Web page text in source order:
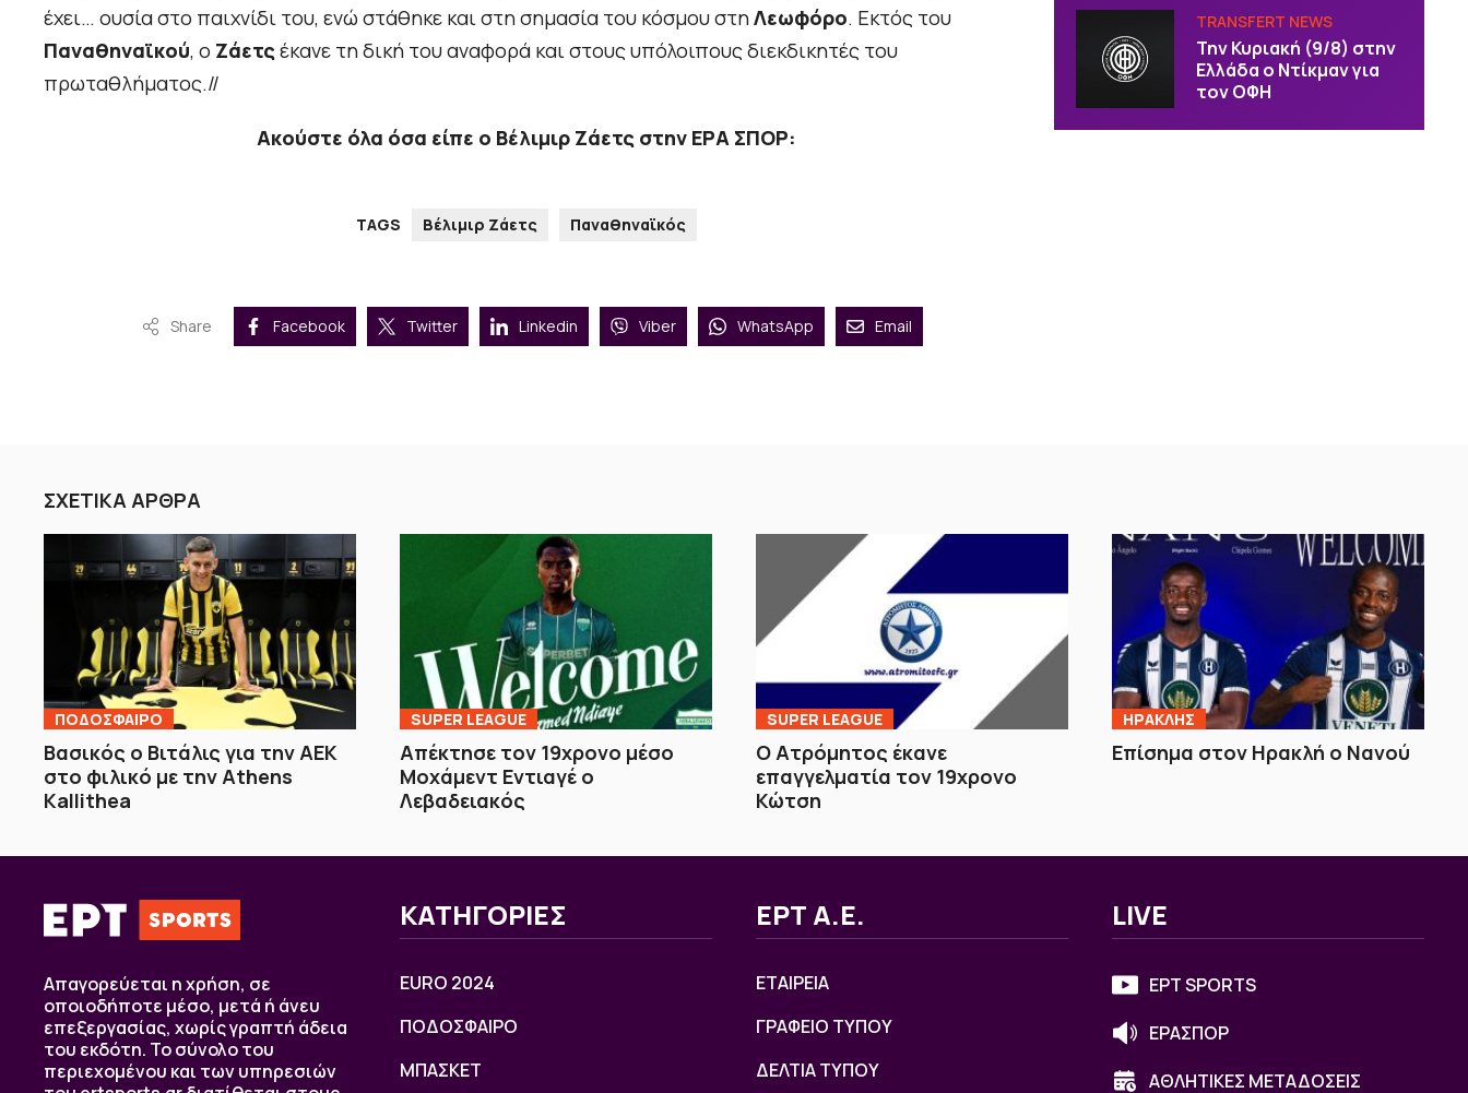
έχει… ουσία στο παιχνίδι του, ενώ στάθηκε και στη σημασία του κόσμου στηΛεωφόρο. Εκτός του
Παναθηναϊκού, ο Ζάετς έκανε τη δική του αναφορά και στους υπόλοιπους διεκδικητές του
πρωταθλήματος.//
Ακούστε όλα όσα είπε ο Βέλιμιρ Ζάετς στην ΕΡΑ ΣΠΟΡ:
TAGS Βέλιμιρ Ζάετς Παναθηναϊκός
Share Facebook Twitter Linkedin Viber WhatsApp Email
TRANSFERT NEWS
Την Κυριακή (9/8) στην
Ελλάδα ο Ντίκμαν για
τον ΟΦΗ
ΣΧΕΤΙΚΑ ΑΡΘΡΑ
ΠΟΔΟΣΦΑΙΡΟ
Βασικός ο Βιτάλις για την ΑΕΚ
στο φιλικό με την Athens
Kallithea
SUPER LEAGUE
Απέκτησε τον 19χρονο μέσο
Μοχάμεντ Εντιαγέ ο
Λεβαδειακός
SUPER LEAGUE
Ο Ατρόμητος έκανε
επαγγελματία τον 19χρονο
Κώτση
ΗΡΑΚΛΗΣ
Επίσημα στον Ηρακλή ο Νανού
Απαγορεύεται η χρήση, σε
οποιοδήποτε μέσο, μετά ή άνευ
επεξεργασίας, χωρίς γραπτή άδεια
του εκδότη. Το σύνολο του
περιεχομένου και των υπηρεσιών
ΚΑΤΗΓΟΡΙΕΣ
EURO 2024
ΠΟΔΟΣΦΑΙΡΟ
ΜΠΑΣΚΕΤ
ΕΡΤ Α.Ε.
ΕΤΑΙΡΕΙΑ
ΓΡΑΦΕΙΟ ΤΥΠΟΥ
ΔΕΛΤΙΑ ΤΥΠΟΥ
LIVE
ΕΡΤ SPORTS
ΕΡΑΣΠΟΡ
ΑΘΛΗΤΙΚΕΣ ΜΕΤΑΔΟΣΕΙΣ